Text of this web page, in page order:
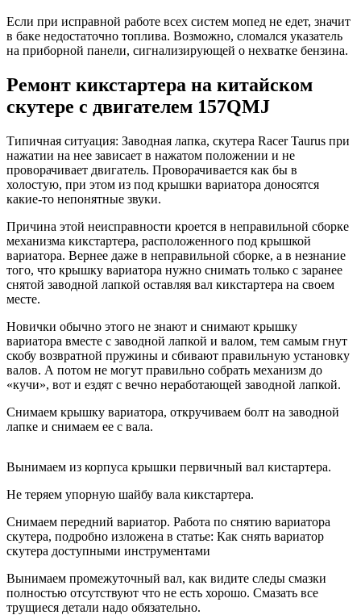
Если при исправной работе всех систем мопед не едет, значит
в баке недостаточно топлива. Возможно, сломался указатель
на приборной панели, сигнализирующей о нехватке бензина.
Ремонт кикстартера на китайском
скутере с двигателем 157QMJ
Типичная ситуация: Заводная лапка, скутера Raсer Taurus при
нажатии на нее зависает в нажатом положении и не
проворачивает двигатель. Проворачивается как бы в
холостую, при этом из под крышки вариатора доносятся
какие-то непонятные звуки.
Причина этой неисправности кроется в неправильной сборке
механизма кикстартера, расположенного под крышкой
вариатора. Вернее даже в неправильной сборке, а в незнание
того, что крышку вариатора нужно снимать только с заранее
снятой заводной лапкой оставляя вал кикстартера на своем
месте.
Новички обычно этого не знают и снимают крышку
вариатора вместе с заводной лапкой и валом, тем самым гнут
скобу возвратной пружины и сбивают правильную установку
валов. А потом не могут правильно собрать механизм до
«кучи», вот и ездят с вечно неработающей заводной лапкой.
Снимаем крышку вариатора, откручиваем болт на заводной
лапке и снимаем ее с вала.
Вынимаем из корпуса крышки первичный вал кистартера.
Не теряем упорную шайбу вала кикстартера.
Снимаем передний вариатор. Работа по снятию вариатора
скутера, подробно изложена в статье: Как снять вариатор
скутера доступными инструментами
Вынимаем промежуточный вал, как видите следы смазки
полностью отсутствуют что не есть хорошо. Смазать все
трущиеся детали надо обязательно.